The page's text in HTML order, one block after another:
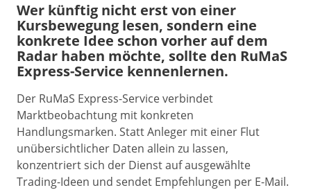
Wer künftig nicht erst von einer
Kursbewegung lesen, sondern eine
konkrete Idee schon vorher auf dem
Radar haben möchte, sollte den RuMaS
Express-Service kennenlernen.
Der RuMaS Express-Service verbindet
Marktbeobachtung mit konkreten
Handlungsmarken. Statt Anleger mit einer Flut
unübersichtlicher Daten allein zu lassen,
konzentriert sich der Dienst auf ausgewählte
Trading-Ideen und sendet Empfehlungen per E-Mail.